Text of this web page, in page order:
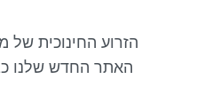
הזרוע החינוכית של
האתר החדש שלנו